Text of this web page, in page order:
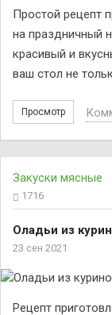
Простой рецепт
на праздничный
красивый и
ваш стол не
Просмотр
Закуски мясные
1716
Оладьи из
23 сен 2021
Рецепт